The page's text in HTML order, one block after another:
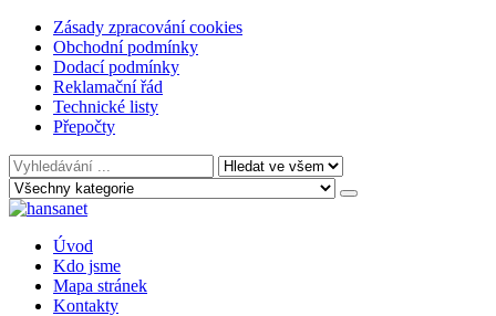
Zásady zpracování cookies
Obchodní podmínky
Dodací podmínky
Reklamační řád
Technické listy
Přepočty
Úvod
Kdo jsme
Mapa stránek
Kontakty